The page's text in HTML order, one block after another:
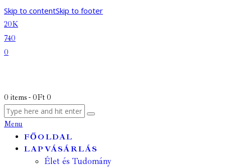
Skip to contentSkip to footer
20K
740
0
0 items - 0Ft 0
Menu
FŐOLDAL
LAPVÁSÁRLÁS
Élet és Tudomány